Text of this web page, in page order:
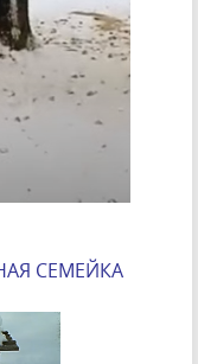
СЕМЕЙКА